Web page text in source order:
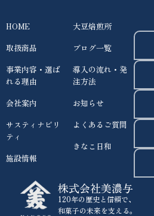
株式会社美濃与
120年の歴史と信頼で、
和菓子の未来を支える。
HOME
取扱商品
事業内容・選ば
れる理由
会社案内
サスティナビリ
ティ
施設情報
大豆焙煎所
ブログ一覧
導入の流れ・発
注方法
お知らせ
よくあるご質問
きなこ日和